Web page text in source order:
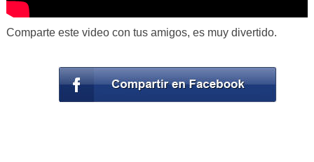
Comparte este video con tus amigos, es muy divertido.